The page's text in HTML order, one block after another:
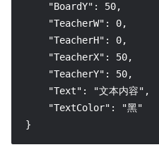
    "BoardY": 50,
    "TeacherW": 0,
    "TeacherH": 0,
    "TeacherX": 50,
    "TeacherY": 50,
    "Text": "文本内容",
    "TextColor": "黑"
}